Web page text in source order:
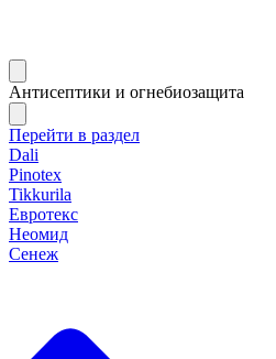
Антисептики и огнебиозащита
Перейти в раздел
Dali
Pinotex
Tikkurila
Евротекс
Неомид
Сенеж